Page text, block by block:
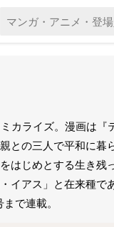
カライズ。漫画は
との三人で平和に暮
はじめとする生き残
イアス」と在来種
で連載。